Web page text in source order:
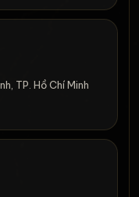
TP. Hồ Chí Minh